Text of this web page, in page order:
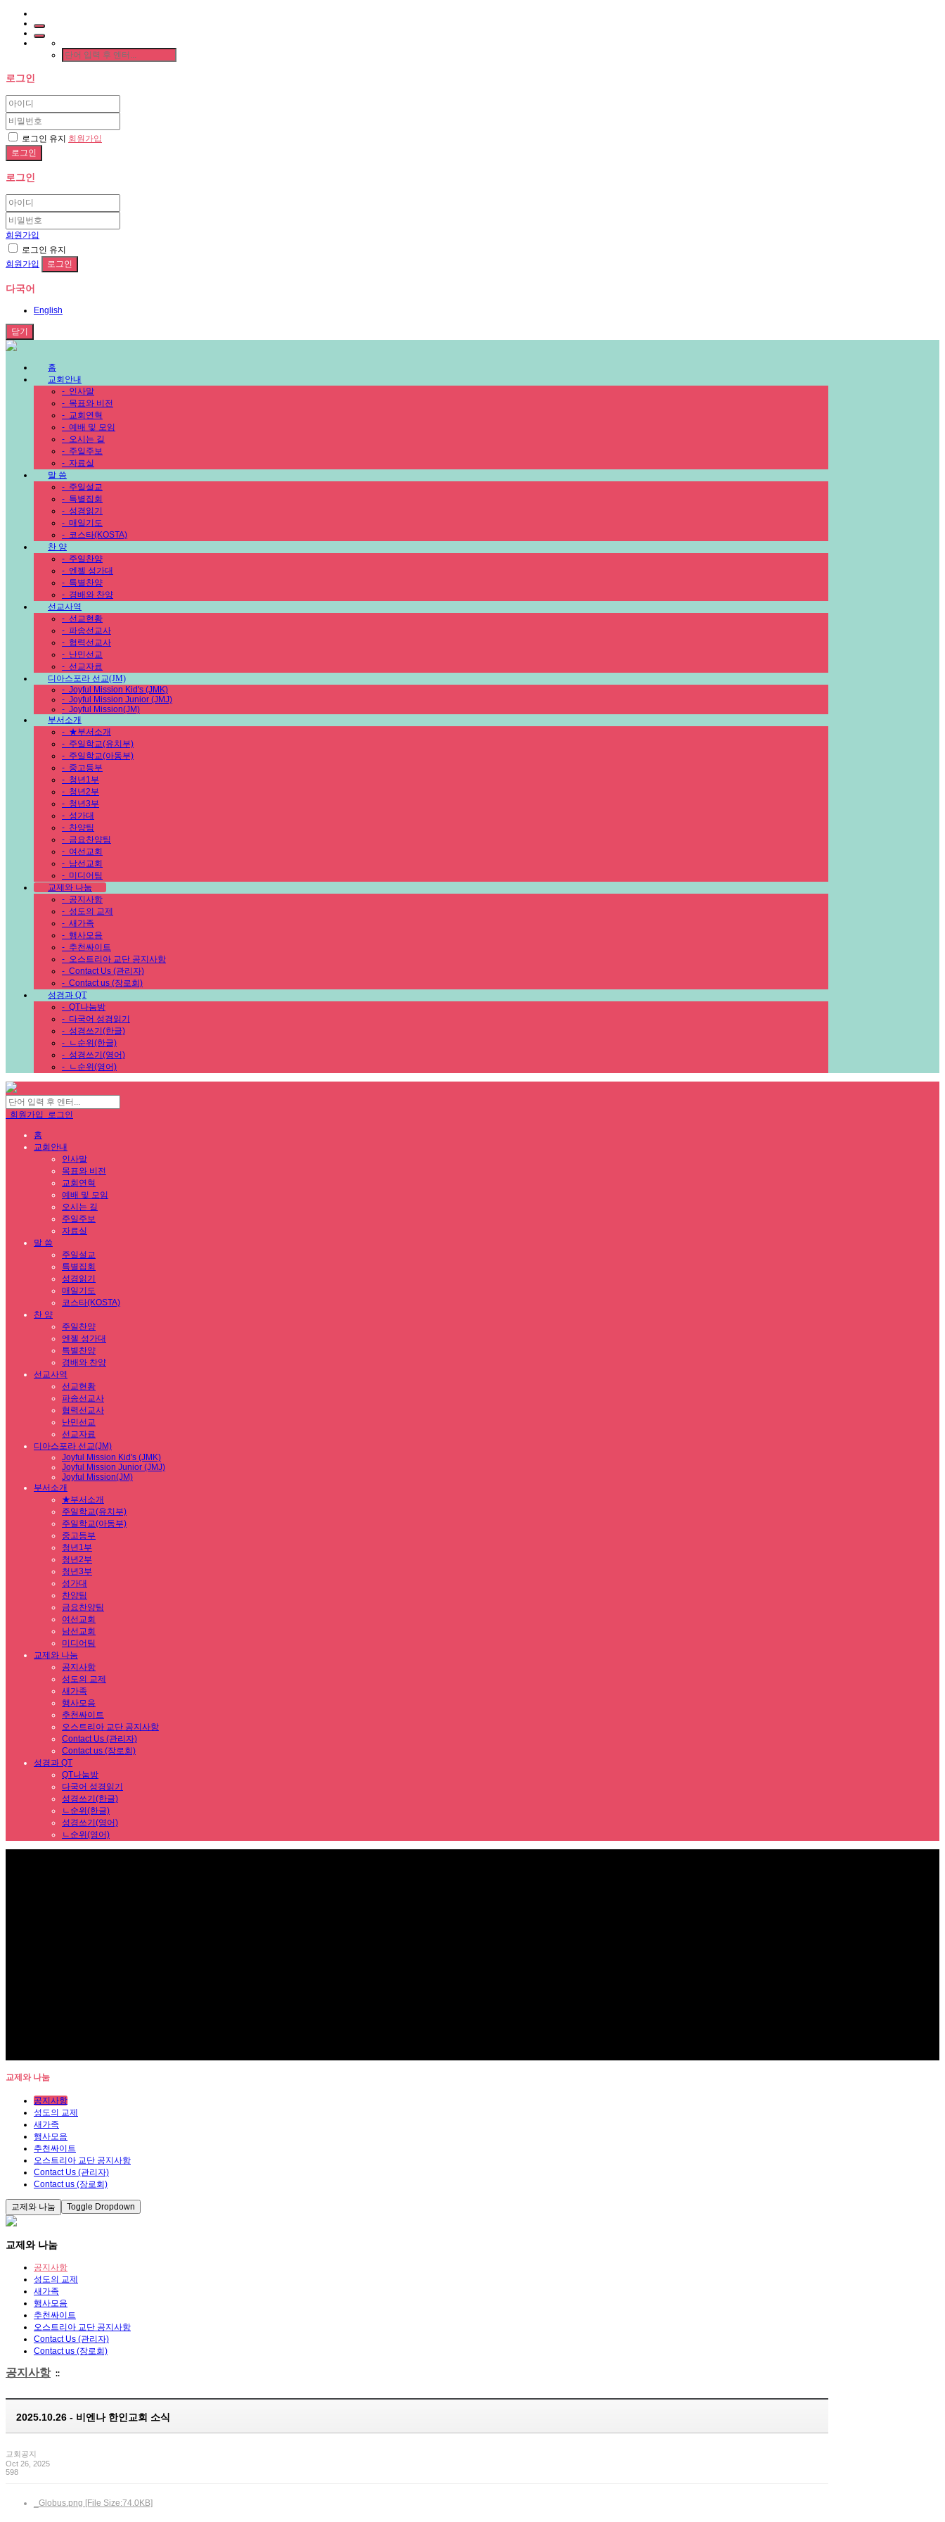
로그인
로그인 유지 회원가입
로그인
회원가입
로그인 유지
회원가입
다국어
English
닫기
홈
교회안내
- 인사말
- 목표와 비전
- 교회연혁
- 예배 및 모임
- 오시는 길
- 주일주보
- 자료실
말 씀
- 주일설교
- 특별집회
- 성경읽기
- 매일기도
- 코스타(KOSTA)
찬 양
- 주일찬양
- 엔젤 성가대
- 특별찬양
- 경배와 찬양
선교사역
- 선교현황
- 파송선교사
- 협력선교사
- 난민선교
- 선교자료
디아스포라 선교(JM)
- Joyful Mission Kid's (JMK)
- Joyful Mission Junior (JMJ)
- Joyful Mission(JM)
부서소개
- ★부서소개
- 주일학교(유치부)
- 주일학교(아동부)
- 중고등부
- 청년1부
- 청년2부
- 청년3부
- 성가대
- 찬양팀
- 금요찬양팀
- 여선교회
- 남선교회
- 미디어팀
교제와 나눔
- 공지사항
- 성도의 교제
- 새가족
- 행사모음
- 추천싸이트
- 오스트리아 교단 공지사항
- Contact Us (관리자)
- Contact us (장로회)
성경과 QT
- QT나눔방
- 다국어 성경읽기
- 성경쓰기(한글)
- ㄴ순위(한글)
- 성경쓰기(영어)
- ㄴ순위(영어)
회원가입 로그인
홈
교회안내
인사말
목표와 비전
교회연혁
예배 및 모임
오시는 길
주일주보
자료실
말 씀
주일설교
특별집회
성경읽기
매일기도
코스타(KOSTA)
찬 양
주일찬양
엔젤 성가대
특별찬양
경배와 찬양
선교사역
선교현황
파송선교사
협력선교사
난민선교
선교자료
디아스포라 선교(JM)
Joyful Mission Kid's (JMK)
Joyful Mission Junior (JMJ)
Joyful Mission(JM)
부서소개
★부서소개
주일학교(유치부)
주일학교(아동부)
중고등부
청년1부
청년2부
청년3부
성가대
찬양팀
금요찬양팀
여선교회
남선교회
미디어팀
교제와 나눔
공지사항
성도의 교제
새가족
행사모음
추천싸이트
오스트리아 교단 공지사항
Contact Us (관리자)
Contact us (장로회)
성경과 QT
QT나눔방
다국어 성경읽기
성경쓰기(한글)
ㄴ순위(한글)
성경쓰기(영어)
ㄴ순위(영어)
교제와 나눔
공지사항
성도의 교제
새가족
행사모음
추천싸이트
오스트리아 교단 공지사항
Contact Us (관리자)
Contact us (장로회)
교제와 나눔 Toggle Dropdown
교제와 나눔
공지사항
성도의 교제
새가족
행사모음
추천싸이트
오스트리아 교단 공지사항
Contact Us (관리자)
Contact us (장로회)
공지사항 ::
2025.10.26 - 비엔나 한인교회 소식
교회공지
Oct 26, 2025
598
_Globus.png [File Size:74.0KB]